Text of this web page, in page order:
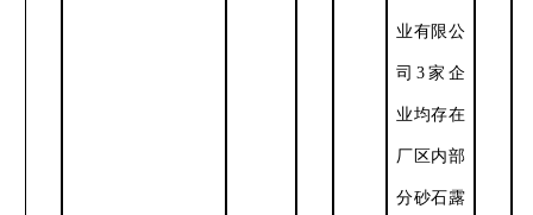
业有限公
司3 家企
业均存在
厂区内部
分砂石露